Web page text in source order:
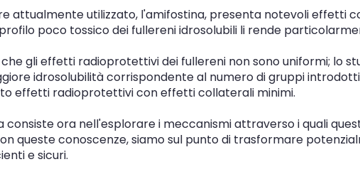
attualmente utilizzato, l'amifostina, presenta notevoli effetti
poco tossico dei fullereni idrosolubili li rende
gli effetti radioprotettivi dei fullereni non sono uniformi; lo
idrosolubilità corrispondente al numero di gruppi
effetti radioprotettivi con effetti collaterali minimi.
ora nell'esplorare i meccanismi attraverso i quali
queste conoscenze, siamo sul punto di trasformare
e sicuri.